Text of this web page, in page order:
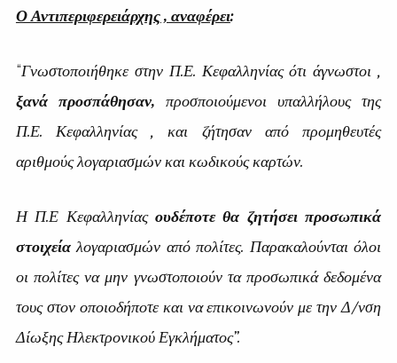
Ο Αντιπεριφερειάρχης , αναφέρει:
“Γνωστοποιήθηκε στην Π.Ε. Κεφαλληνίας ότι άγνωστοι ,
ξανά προσπάθησαν, προσποιούμενοι υπαλλήλους της
Π.Ε. Κεφαλληνίας , και ζήτησαν από προμηθευτές
αριθμούς λογαριασμών και κωδικούς καρτών.
Η Π.Ε Κεφαλληνίας ουδέποτε θα ζητήσει προσωπικά
στοιχείαλογαριασμών από πολίτες. Παρακαλούνται όλοι
οι πολίτες να μην γνωστοποιούν τα προσωπικά δεδομένα
τους στον οποιοδήποτε και να επικοινωνούν με την Δ/νση
Δίωξης Ηλεκτρονικού Εγκλήματος”.